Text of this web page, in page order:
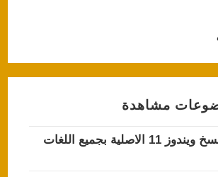
مشاهدة
تحميل احدث نسخ ويندوز 11 الاصلية بجميع اللغات